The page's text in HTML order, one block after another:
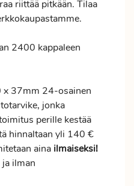
riittää pitkään. Tilaa
2400 kappaleen
x 37mm 24-osainen
jonka
perille kestää
hinnaltaan yli 140 €
aina ilmaiseksi!
ilman